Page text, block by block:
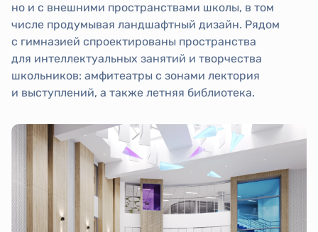
но и с внешними пространствами школы, в том
числе продумывая ландшафтный дизайн. Рядом
с гимназией спроектированы пространства
для интеллектуальных занятий и творчества
школьников: амфитеатры с зонами лектория
и выступлений, а также летняя библиотека.